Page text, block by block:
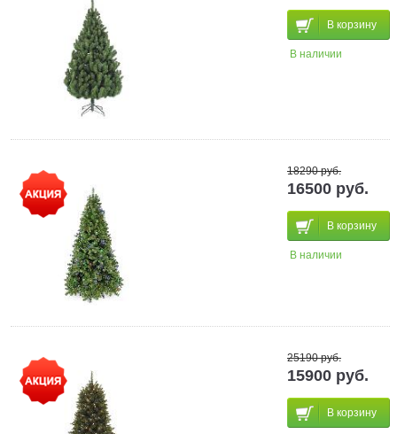
В корзину
В наличии
18290 руб.
16500 руб.
В корзину
В наличии
25190 руб.
15900 руб.
В корзину